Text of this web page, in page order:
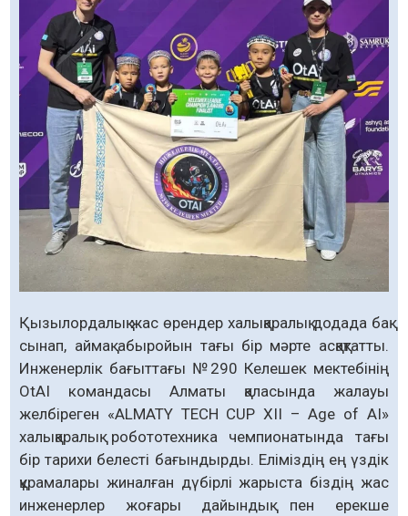
Қызылордалық жас өрендер халықаралық додада бақ
сынап, аймақ абыройын тағы бір мәрте асқақтатты.
Инженерлік бағыттағы №290 Келешек мектебінің
OtAI командасы Алматы қаласында жалауы
желбіреген «ALMATY TECH CUP XII – Age of AI»
халықаралық робототехника чемпионатында тағы
бір тарихи белесті бағындырды. Еліміздің ең үздік
құрамалары жиналған дүбірлі жарыста біздің жас
инженерлер жоғары дайындық пен ерекше